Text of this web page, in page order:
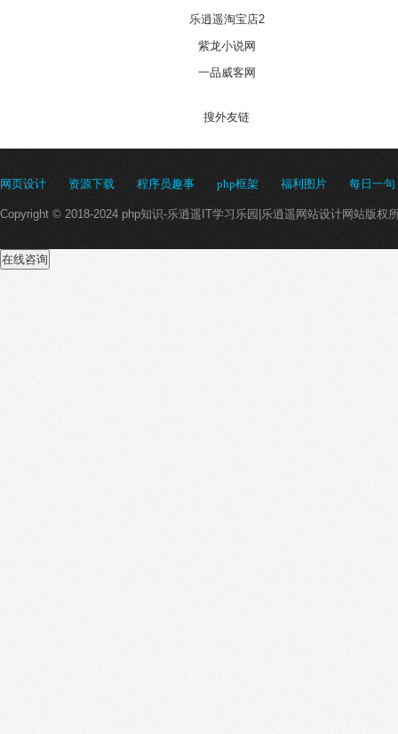
乐逍遥淘宝店2
紫龙小说网
一品威客网
搜外友链
网页设计 资源下载 程序员趣事 php框架 福利图片 每日一句
Copyright © 2018-2024 php知识-乐逍遥IT学习乐园|乐逍遥网站设计网站版权